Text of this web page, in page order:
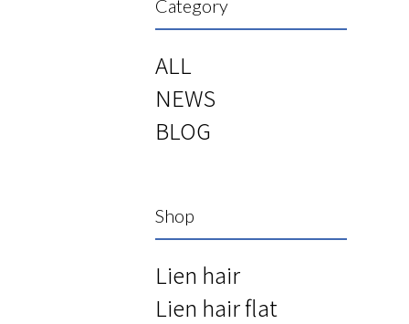
Category
ALL
NEWS
BLOG
Shop
Lien hair
Lien hair flat